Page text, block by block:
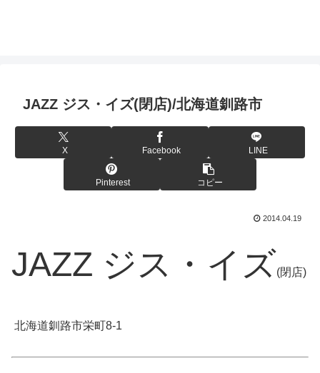
JAZZ ジス・イズ(閉店)/北海道釧路市
X Facebook LINE
Pinterest コピー
2014.04.19
JAZZ ジス・イズ(閉店)
北海道釧路市栄町8-1